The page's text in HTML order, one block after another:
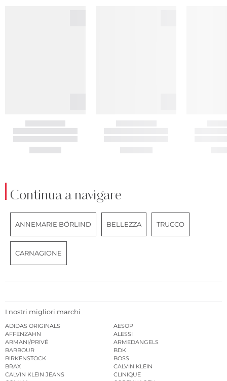
Continua a navigare
ANNEMARIE BÖRLIND BELLEZZA TRUCCO
CARNAGIONE
I nostri migliori marchi
ADIDAS ORIGINALS
AESOP
AFFENZAHN
ALESSI
ARMANI/PRIVÉ
ARMEDANGELS
BARBOUR
BDK
BIRKENSTOCK
BOSS
BRAX
CALVIN KLEIN
CALVIN KLEIN JEANS
CLINIQUE